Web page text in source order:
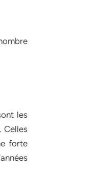
les
Celles
forte